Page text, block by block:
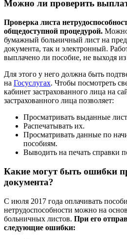
Можно ли проверить
Проверка листа
общедоступной процедурой. Можно
бумажный больничный лист на
документа, так и электронный.
выплачено ли пособие, не выходя
Для этого у него должна быть
на Госуслугах. Чтобы посмотреть
кабинет застрахованного лица на
застрахованного лица позволяет:
Просматривать выданные
Распечатывать их.
Просматривать данные по
пособиям.
Выводить на печать справки
Какие могут быть ошибки
документа?
С июля 2017 года оплачивать
нетрудоспособности можно на
больничных листов. При его
следующие ошибки: